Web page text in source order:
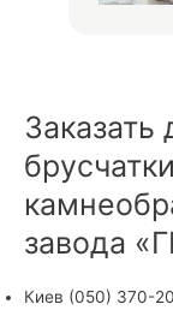
Заказать
завода
Киев (050) 370-